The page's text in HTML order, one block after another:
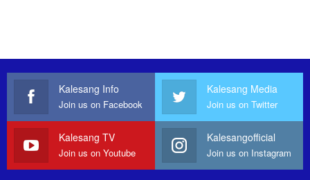
Kalesang Info
Join us on Facebook
Kalesang Media
Join us on Twitter
Kalesang TV
Join us on Youtube
Kalesangofficial
Join us on Instagram